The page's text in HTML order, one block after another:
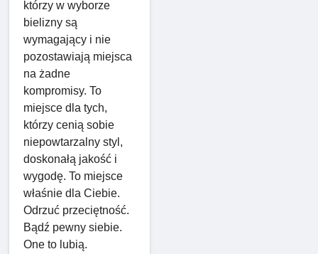
którzy w wyborze
bielizny są
wymagający i nie
pozostawiają miejsca
na żadne
kompromisy. To
miejsce dla tych,
którzy cenią sobie
niepowtarzalny styl,
doskonałą jakość i
wygodę. To miejsce
właśnie dla Ciebie.
Odrzuć przeciętność.
Bądź pewny siebie.
One to lubią.